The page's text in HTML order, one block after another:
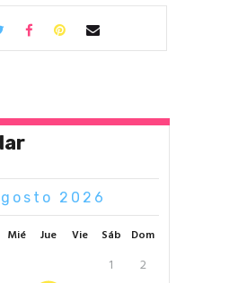
2026
Mié Jue Vie Sáb Dom
1
2